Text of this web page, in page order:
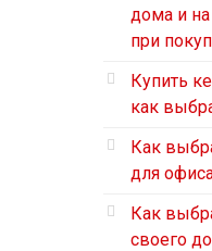
дома и
при
Купить
как
Как
для
Как
своего